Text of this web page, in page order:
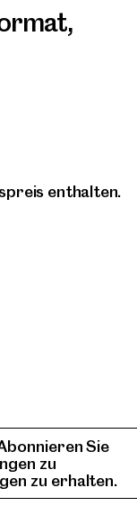
,
enthalten.
Sie
zu
zu erhalten.